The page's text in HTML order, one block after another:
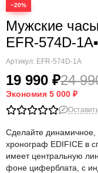
−20%
Мужские
EFR-574D-1A▪
Артикул: EFR-574D-1A
19 990 ₽24
Экономия 5 000 ₽
Сделайте динамичное,
хронограф EDIFICE в
имеет центральную
фоне циферблата, с